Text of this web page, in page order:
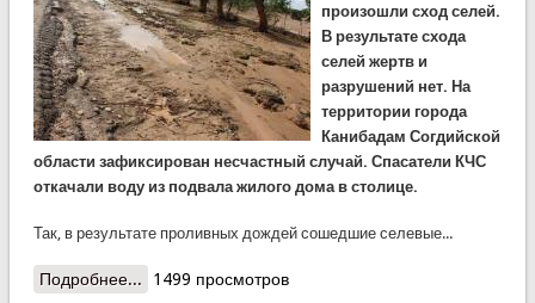
произошли сход селей.
В результате схода
селей жертв и
разрушений нет. На
территории города
Канибадам Согдийской
области зафиксирован несчастный случай. Спасатели КЧС
откачали воду из подвала жилого дома в столице.
Так, в результате проливных дождей сошедшие селевые...
Подробнее... о Дежурная часть КЧС сообщает…
1499 просмотров